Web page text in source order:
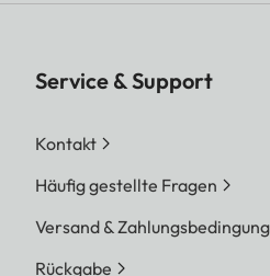
Service & Support
Kontakt
Häufig gestellte Fragen
Versand &
Rückgabe